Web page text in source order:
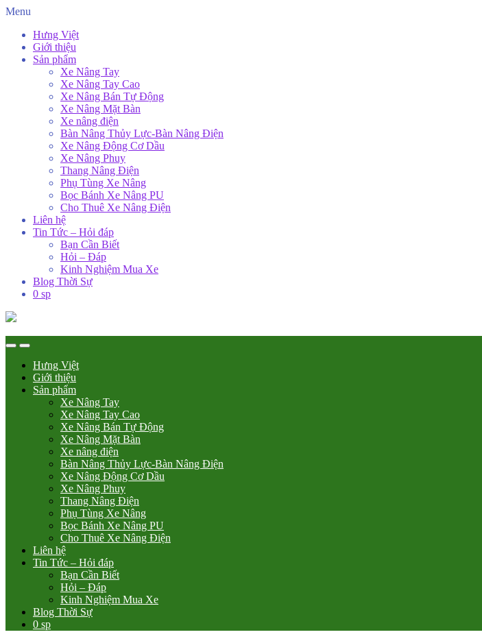
Menu
Hưng Việt
Giới thiệu
Sản phẩm
Xe Nâng Tay
Xe Nâng Tay Cao
Xe Nâng Bán Tự Động
Xe Nâng Mặt Bàn
Xe nâng điện
Bàn Nâng Thủy Lực-Bàn Nâng Điện
Xe Nâng Động Cơ Dầu
Xe Nâng Phuy
Thang Nâng Điện
Phụ Tùng Xe Nâng
Bọc Bánh Xe Nâng PU
Cho Thuê Xe Nâng Điện
Liên hệ
Tin Tức – Hỏi đáp
Bạn Cần Biết
Hỏi – Đáp
Kinh Nghiệm Mua Xe
Blog Thời Sự
0 sp
Hưng Việt
Giới thiệu
Sản phẩm
Xe Nâng Tay
Xe Nâng Tay Cao
Xe Nâng Bán Tự Động
Xe Nâng Mặt Bàn
Xe nâng điện
Bàn Nâng Thủy Lực-Bàn Nâng Điện
Xe Nâng Động Cơ Dầu
Xe Nâng Phuy
Thang Nâng Điện
Phụ Tùng Xe Nâng
Bọc Bánh Xe Nâng PU
Cho Thuê Xe Nâng Điện
Liên hệ
Tin Tức – Hỏi đáp
Bạn Cần Biết
Hỏi – Đáp
Kinh Nghiệm Mua Xe
Blog Thời Sự
0 sp